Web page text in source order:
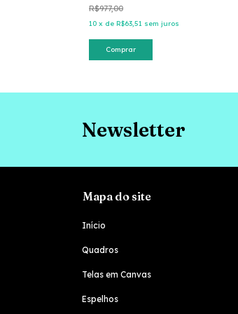
R$977,00
10 x de R$63,51 sem juros
Comprar
Newsletter
Mapa do site
Início
Quadros
Telas em Canvas
Espelhos